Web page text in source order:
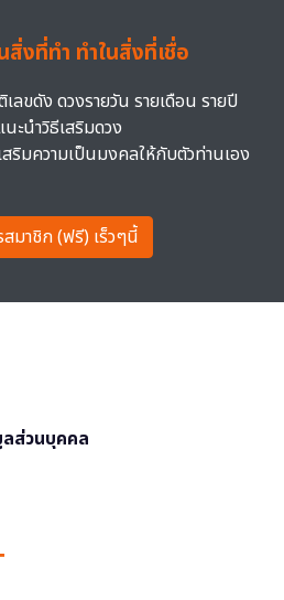
สิ่งที่ทำ ทำในสิ่งที่เชื่อ
ลขดัง ดวงรายวัน รายเดือน รายปี
ะนำวิธีเสริมดวง
ริมความเป็นมงคลให้กับตัวท่านเอง
มาชิก (ฟรี) เร็วๆนี้
ส่วนบุคคล